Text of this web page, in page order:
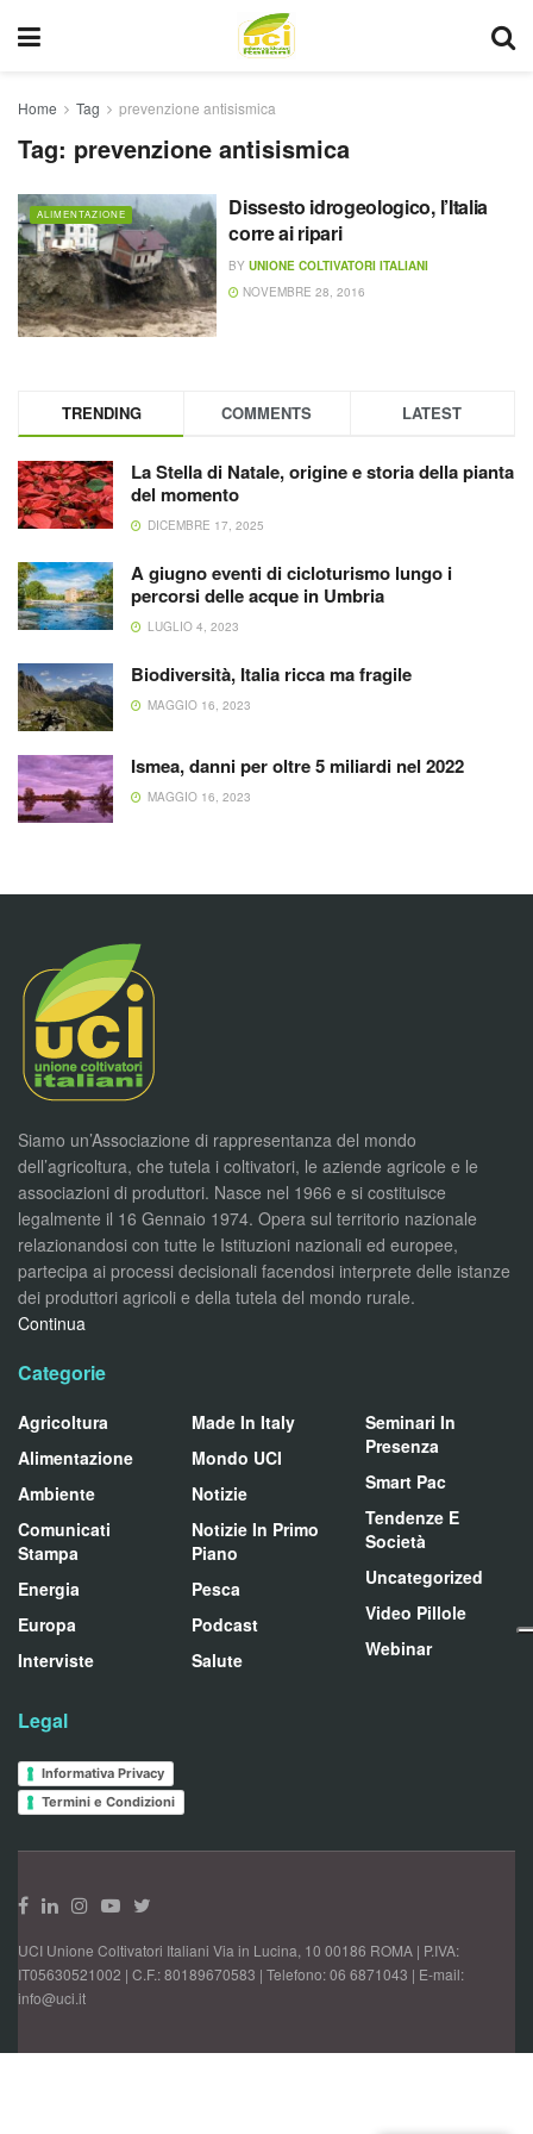
Home Tag prevenzione antisismica
Tag: prevenzione antisismica
ALIMENTAZIONE
Dissesto idrogeologico, l’Italia
corre ai ripari
BY UNIONE COLTIVATORI ITALIANI
NOVEMBRE 28, 2016
TRENDING COMMENTS LATEST
La Stella di Natale, origine e storia della pianta
del momento
DICEMBRE 17, 2025
A giugno eventi di cicloturismo lungo i
percorsi delle acque in Umbria
LUGLIO 4, 2023
Biodiversità, Italia ricca ma fragile
MAGGIO 16, 2023
Ismea, danni per oltre 5 miliardi nel 2022
MAGGIO 16, 2023
Siamo un’Associazione di rappresentanza del mondo
dell’agricoltura, che tutela i coltivatori, le aziende agricole e le
associazioni di produttori. Nasce nel 1966 e si costituisce
legalmente il 16 Gennaio 1974. Opera sul territorio nazionale
relazionandosi con tutte le Istituzioni nazionali ed europee,
partecipa ai processi decisionali facendosi interprete delle istanze
dei produttori agricoli e della tutela del mondo rurale.
Continua
Categorie
Agricoltura
Alimentazione
Ambiente
Comunicati
Stampa
Energia
Europa
Interviste
Made In Italy
Mondo UCI
Notizie
Notizie In Primo
Piano
Pesca
Podcast
Salute
Seminari In
Presenza
Smart Pac
Tendenze E
Società
Uncategorized
Video Pillole
Webinar
Legal
Informativa Privacy
Termini e Condizioni
UCI Unione Coltivatori Italiani Via in Lucina, 10 00186 ROMA | P.IVA:
IT05630521002 | C.F.: 80189670583 | Telefono: 06 6871043 | E-mail:
info@uci.it